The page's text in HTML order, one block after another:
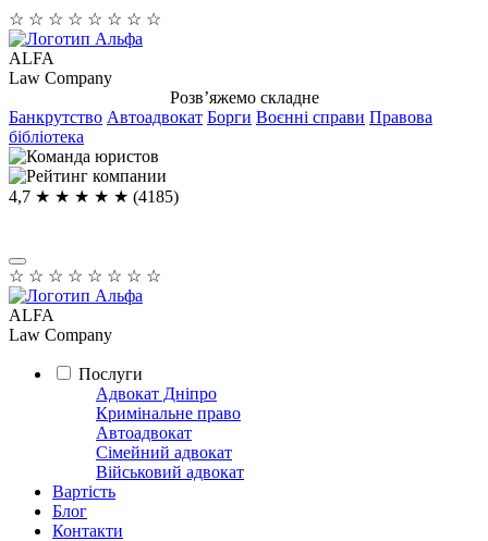
☆ ☆ ☆ ☆ ☆ ☆ ☆ ☆
ALFA
Law Company
Розв’яжемо складне
Банкрутство Автоадвокат Борги Воєнні справи Правова
бібліотека
4,7 ★ ★ ★ ★ ★ (4185)
☆ ☆ ☆ ☆ ☆ ☆ ☆ ☆
ALFA
Law Company
Послуги
Адвокат Дніпро
Кримінальне право
Автоадвокат
Сімейний адвокат
Військовий адвокат
Вартість
Блог
Контакти